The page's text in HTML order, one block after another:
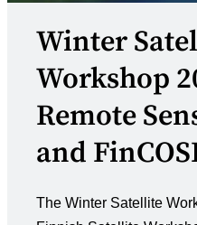
Winter
Workshop
Remote
and
The Winter Satellite